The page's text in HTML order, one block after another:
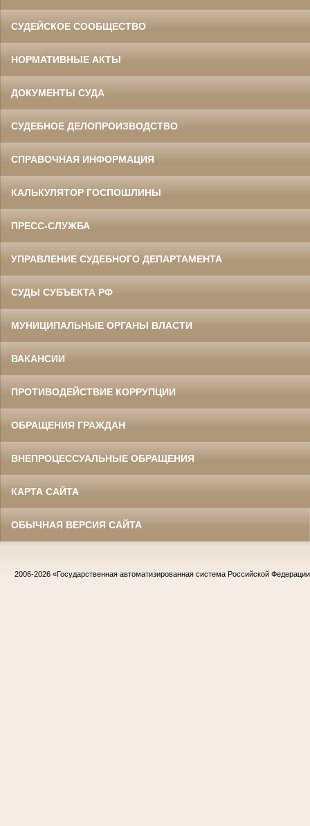
СУДЕЙСКОЕ СООБЩЕСТВО
НОРМАТИВНЫЕ АКТЫ
ДОКУМЕНТЫ СУДА
СУДЕБНОЕ ДЕЛОПРОИЗВОДСТВО
СПРАВОЧНАЯ ИНФОРМАЦИЯ
КАЛЬКУЛЯТОР ГОСПОШЛИНЫ
ПРЕСС-СЛУЖБА
УПРАВЛЕНИЕ СУДЕБНОГО ДЕПАРТАМЕНТА
СУДЫ СУБЪЕКТА РФ
МУНИЦИПАЛЬНЫЕ ОРГАНЫ ВЛАСТИ
ВАКАНСИИ
ПРОТИВОДЕЙСТВИЕ КОРРУПЦИИ
ОБРАЩЕНИЯ ГРАЖДАН
ВНЕПРОЦЕССУАЛЬНЫЕ ОБРАЩЕНИЯ
КАРТА САЙТА
ОБЫЧНАЯ ВЕРСИЯ САЙТА
2006-2026 «Государственная автоматизированная система Российской